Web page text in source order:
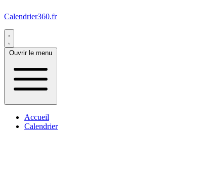
Calendrier360.fr
Ouvrir le menu
Accueil
Calendrier